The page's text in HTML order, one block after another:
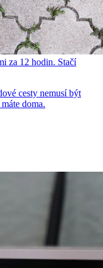
za 12 hodin. Stačí
cesty nemusí být
doma.